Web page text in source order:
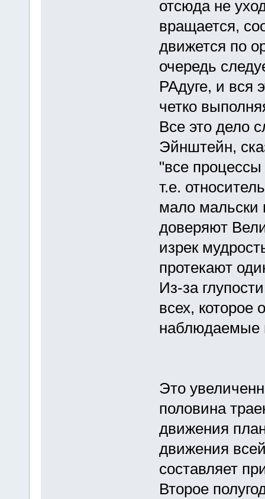
отсюда не
вращается,
движется по
очередь
РАдуге, и вся
четко
Все это дело
Эйнштейн,
"все
т.е.
мало мальски
доверяют
изрек
протекают
Из-за
всех, которое
наблюдаемые
Это
половина
движения
движения
составляет
Второе